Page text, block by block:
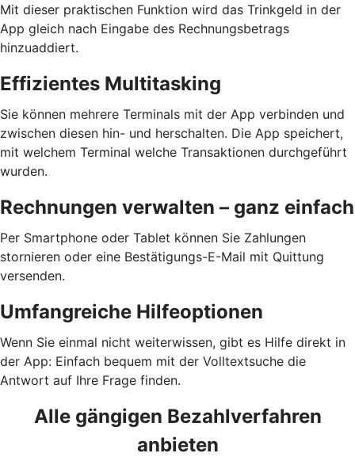
Mit dieser praktischen Funktion wird das Trinkgeld in der
App gleich nach Eingabe des Rechnungsbetrags
hinzuaddiert.
Effizientes Multitasking
Sie können mehrere Terminals mit der App verbinden und
zwischen diesen hin- und herschalten. Die App speichert,
mit welchem Terminal welche Transaktionen durchgeführt
wurden.
Rechnungen verwalten – ganz einfach
Per Smartphone oder Tablet können Sie Zahlungen
stornieren oder eine Bestätigungs-E-Mail mit Quittung
versenden.
Umfangreiche Hilfeoptionen
Wenn Sie einmal nicht weiterwissen, gibt es Hilfe direkt in
der App: Einfach bequem mit der Volltextsuche die
Antwort auf Ihre Frage finden.
Alle gängigen Bezahlverfahren
anbieten